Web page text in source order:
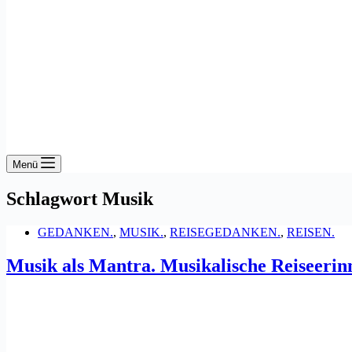
Menü
Schlagwort Musik
GEDANKEN., MUSIK., REISEGEDANKEN., REISEN.
Musik als Mantra. Musikalische